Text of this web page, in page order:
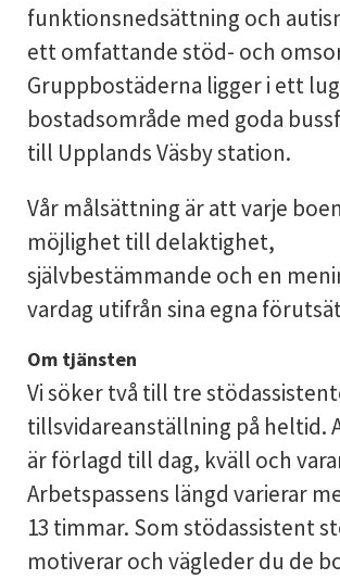
funktionsnedsättning och
ett omfattande stöd- och
Gruppbostäderna ligger i ett
bostadsområde med goda
till Upplands Väsby station.
Vår målsättning är att varje
möjlighet till delaktighet,
självbestämmande och en
vardag utifrån sina egna
Om tjänsten
Vi söker två till tre
tillsvidareanställning på heltid.
är förlagd till dag, kväll och
Arbetspassens längd varierar
13 timmar. Som stödassistent
motiverar och vägleder du de